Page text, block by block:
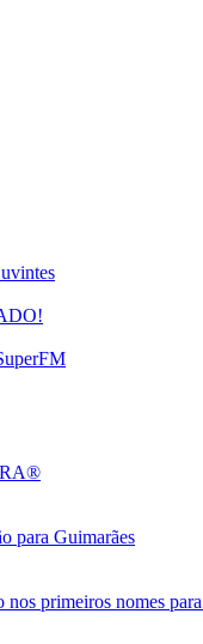
para Guimarães
primeiros nomes